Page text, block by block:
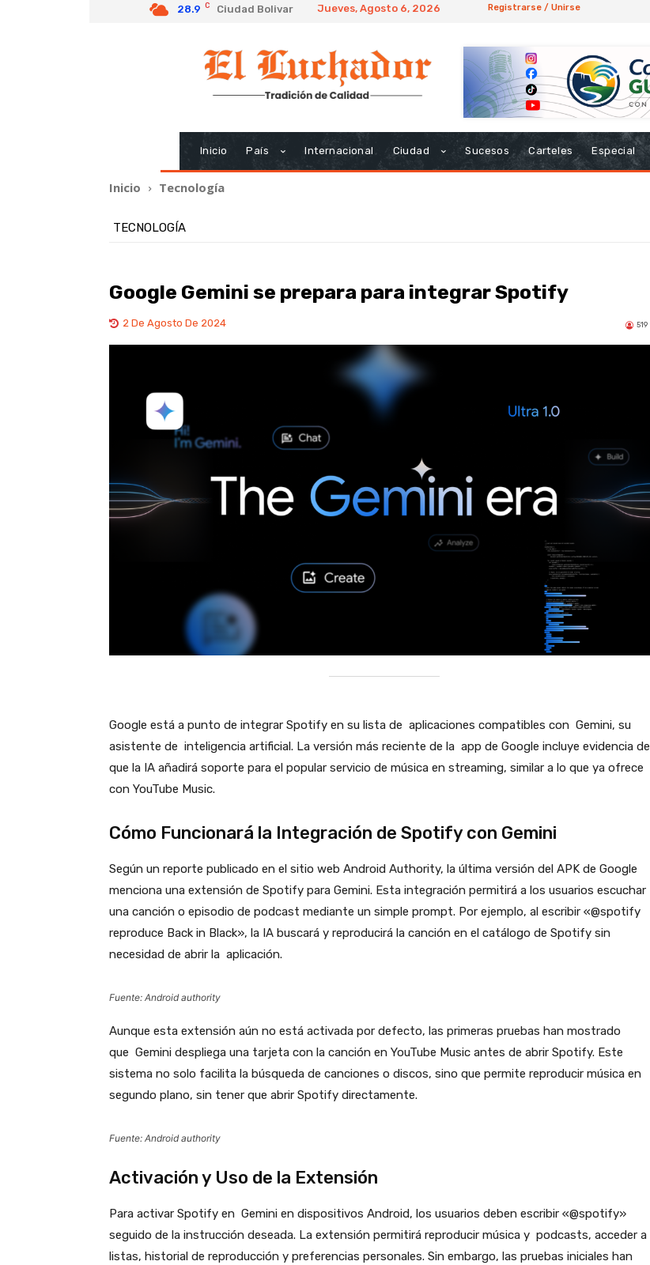
28.9 C Ciudad Bolivar Jueves, Agosto 6, 2026 Registrarse / Unirse
Inicio País Internacional Ciudad Sucesos Carteles Especial
Inicio Tecnología
TECNOLOGÍA
Google Gemini se prepara para integrar Spotify
2 De Agosto De 2024 519
Google está a punto de integrar Spotify en su lista de aplicaciones compatibles con Gemini, su
asistente de inteligencia artificial. La versión más reciente de la app de Google incluye evidencia de
que la IA añadirá soporte para el popular servicio de música en streaming, similar a lo que ya ofrece
con YouTube Music.
Cómo Funcionará la Integración de Spotify con Gemini
Según un reporte publicado en el sitio web Android Authority, la última versión del APK de Google
menciona una extensión de Spotify para Gemini. Esta integración permitirá a los usuarios escuchar
una canción o episodio de podcast mediante un simple prompt. Por ejemplo, al escribir «@spotify
reproduce Back in Black», la IA buscará y reproducirá la canción en el catálogo de Spotify sin
necesidad de abrir la aplicación.
Fuente: Android authority
Aunque esta extensión aún no está activada por defecto, las primeras pruebas han mostrado
que Gemini despliega una tarjeta con la canción en YouTube Music antes de abrir Spotify. Este
sistema no solo facilita la búsqueda de canciones o discos, sino que permite reproducir música en
segundo plano, sin tener que abrir Spotify directamente.
Fuente: Android authority
Activación y Uso de la Extensión
Para activar Spotify en Gemini en dispositivos Android, los usuarios deben escribir «@spotify»
seguido de la instrucción deseada. La extensión permitirá reproducir música y podcasts, acceder a
listas, historial de reproducción y preferencias personales. Sin embargo, las pruebas iniciales han